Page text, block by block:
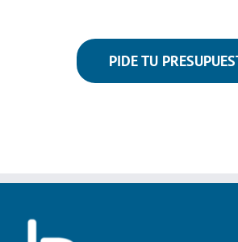
PIDE TU